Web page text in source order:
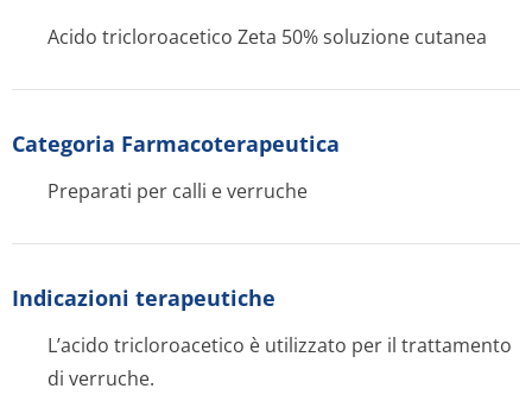
Acido tricloroacetico Zeta 50% soluzione cutanea
Categoria Farmacoterapeutica
Preparati per calli e verruche
Indicazioni terapeutiche
L’acido tricloroacetico è utilizzato per il trattamento
di verruche.